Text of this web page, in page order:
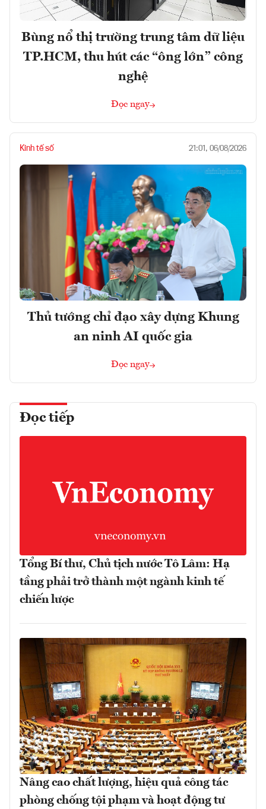
Bùng nổ thị trường trung tâm dữ liệu
TP.HCM, thu hút các “ông lớn” công
nghệ
Đọc ngay
Kinh tế số 21:01, 06/08/2026
Thủ tướng chỉ đạo xây dựng Khung
an ninh AI quốc gia
Đọc ngay
Đọc tiếp
Tổng Bí thư, Chủ tịch nước Tô Lâm: Hạ
tầng phải trở thành một ngành kinh tế
chiến lược
Nâng cao chất lượng, hiệu quả công tác
phòng chống tội phạm và hoạt động tư